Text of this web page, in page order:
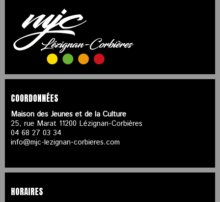
COORDONNÉES
Maison des Jeunes et de la Culture
25, rue Marat 11200 Lézignan-Corbières
04 68 27 03 34
info@mjc-lezignan-corbieres.com
HORAIRES